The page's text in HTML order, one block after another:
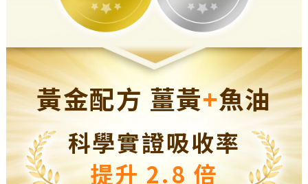
黃金配方 薑黃+魚油
科學實證吸收率
提升 2.8 倍